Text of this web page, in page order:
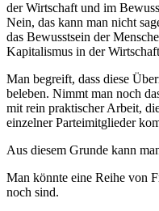
der Wirtschaft und im
Nein, das kann man nicht
das Bewusstsein der
Kapitalismus in der
Man begreift, dass diese
beleben. Nimmt man noch
mit rein praktischer Arbeit,
einzelner Parteimitglieder
Aus diesem Grunde kann
Man könnte eine Reihe von
noch sind.